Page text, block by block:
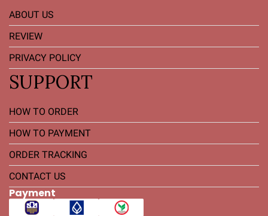
ABOUT US
REVIEW
PRIVACY POLICY
SUPPORT
HOW TO ORDER
HOW TO PAYMENT
ORDER TRACKING
CONTACT US
Payment